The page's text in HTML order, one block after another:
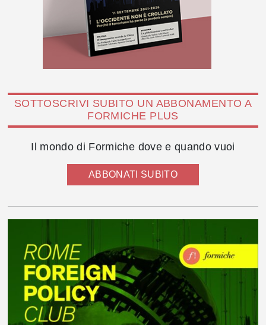
SOTTOSCRIVI SUBITO UN ABBONAMENTO A
FORMICHE PLUS
Il mondo di Formiche dove e quando vuoi
ABBONATI SUBITO